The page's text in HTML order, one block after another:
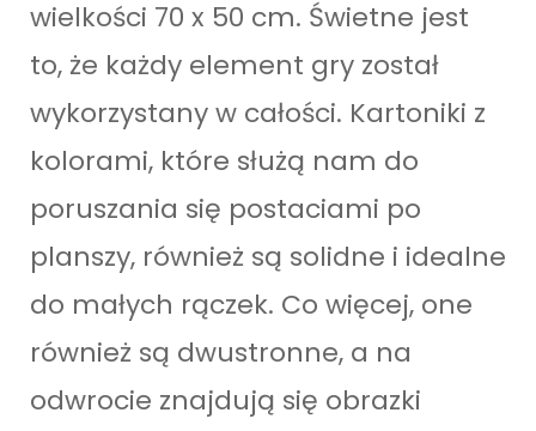
wielkości 70 x 50 cm. Świetne jest
to, że każdy element gry został
wykorzystany w całości. Kartoniki z
kolorami, które służą nam do
poruszania się postaciami po
planszy, również są solidne i idealne
do małych rączek. Co więcej, one
również są dwustronne, a na
odwrocie znajdują się obrazki